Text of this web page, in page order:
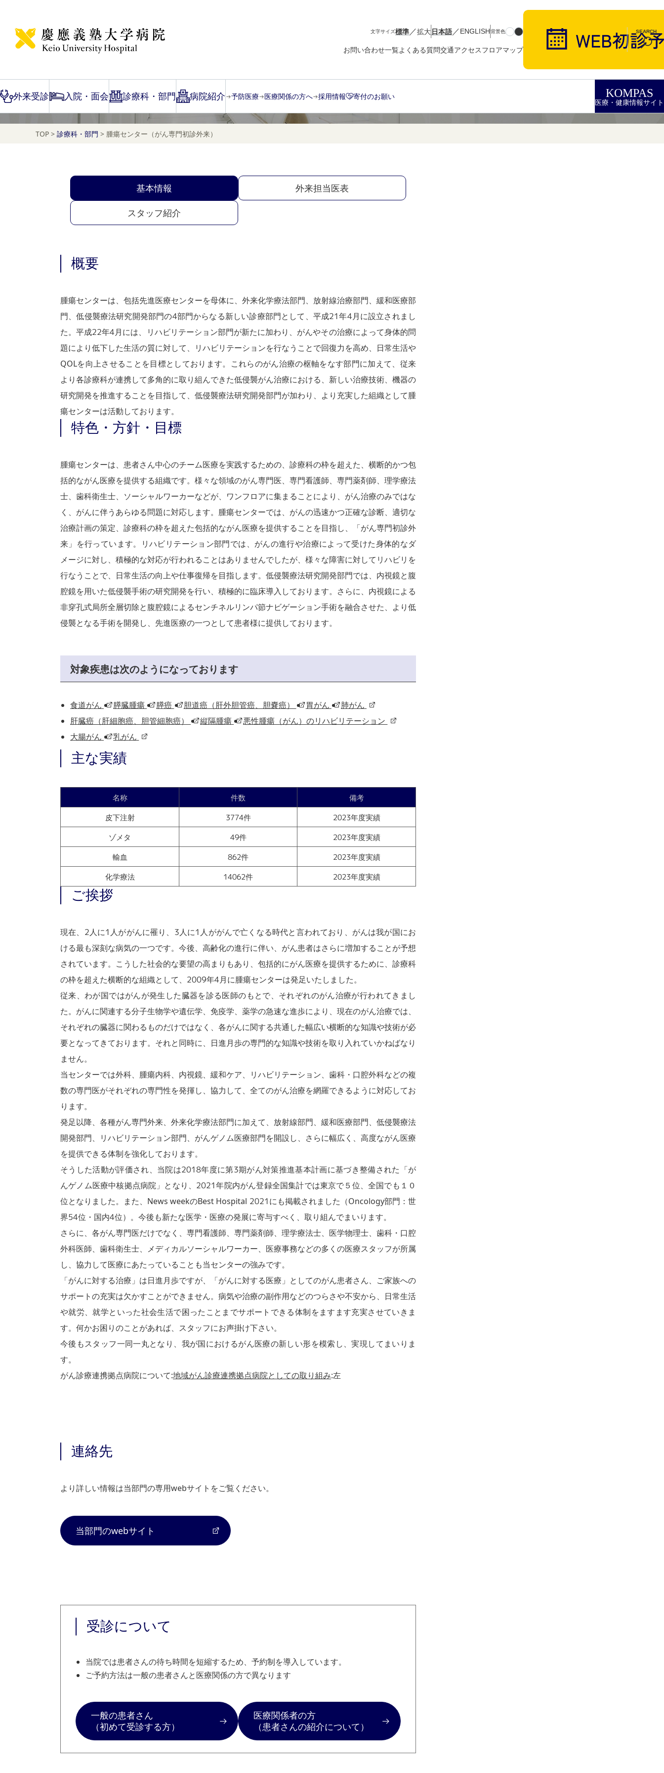
文字サイズ標準／拡大日本語／ENGLISH背景色
お問い合わせ一覧よくある質問交通アクセスフロアマップ
SEARCH
外来受診 入院・面会 診療科・部門 病院紹介 予防医療 医療関係の方へ 採用情報 寄付のお願い KOMPAS
医療・健康情報サイト
TOP > 診療科・部門 > 腫瘍センター（がん専門初診外来）
基本情報 外来担当医表
スタッフ紹介
概要
腫瘍センターは、包括先進医療センターを母体に、外来化学療法部門、放射線治療部門、緩和医療部
門、低侵襲療法研究開発部門の4部門からなる新しい診療部門として、平成21年4月に設立されまし
た。平成22年4月には、リハビリテーション部門が新たに加わり、がんやその治療によって身体的問
題により低下した生活の質に対して、リハビリテーションを行なうことで回復力を高め、日常生活や
QOLを向上させることを目標としております。これらのがん治療の枢軸をなす部門に加えて、従来
より各診療科が連携して多角的に取り組んできた低侵襲がん治療における、新しい治療技術、機器の
研究開発を推進することを目指して、低侵襲療法研究開発部門が加わり、より充実した組織として腫
瘍センターは活動しております。
特色・方針・目標
腫瘍センターは、患者さん中心のチーム医療を実践するための、診療科の枠を超えた、横断的かつ包
括的ながん医療を提供する組織です。様々な領域のがん専門医、専門看護師、専門薬剤師、理学療法
士、歯科衛生士、ソーシャルワーカーなどが、ワンフロアに集まることにより、がん治療のみではな
く、がんに伴うあらゆる問題に対応します。腫瘍センターでは、がんの迅速かつ正確な診断、適切な
治療計画の策定、診療科の枠を超えた包括的ながん医療を提供することを目指し、「がん専門初診外
来」を行っています。リハビリテーション部門では、がんの進行や治療によって受けた身体的なダ
メージに対し、積極的な対応が行われることはありませんでしたが、様々な障害に対してリハビリを
行なうことで、日常生活の向上や仕事復帰を目指します。低侵襲療法研究開発部門では、内視鏡と腹
腔鏡を用いた低侵襲手術の研究開発を行い、積極的に臨床導入しております。さらに、内視鏡による
非穿孔式局所全層切除と腹腔鏡によるセンチネルリンパ節ナビゲーション手術を融合させた、より低
侵襲となる手術を開発し、先進医療の一つとして患者様に提供しております。
対象疾患は次のようになっております
食道がん 膵臓腫瘍 膵癌 胆道癌（肝外胆管癌、胆嚢癌） 胃がん
肺がん
肝臓癌（肝細胞癌、胆管細胞癌）
縦隔腫瘍
悪性腫瘍（がん）のリハビリテーション
大腸がん
乳がん
主な実績
名称 件数
備考
皮下注射
3774件
2023年度実績
ゾメタ
49件
2023年度実績
輸血
862件
2023年度実績
化学療法
14062件 2023年度実績
ご挨拶
現在、2人に1人ががんに罹り、3人に1人ががんで亡くなる時代と言われており、がんは我が国にお
ける最も深刻な病気の一つです。今後、高齢化の進行に伴い、がん患者はさらに増加することが予想
されています。こうした社会的な要望の高まりもあり、包括的にがん医療を提供するために、診療科
の枠を超えた横断的な組織として、2009年4月に腫瘍センターは発足いたしました。
従来、わが国ではがんが発生した臓器を診る医師のもとで、それぞれのがん治療が行われてきまし
た。がんに関連する分子生物学や遺伝学、免疫学、薬学の急速な進歩により、現在のがん治療では、
それぞれの臓器に関わるものだけではなく、各がんに関する共通した幅広い横断的な知識や技術が必
要となってきております。それと同時に、日進月歩の専門的な知識や技術を取り入れていかねばなり
ません。
当センターでは外科、腫瘍内科、内視鏡、緩和ケア、リハビリテーション、歯科・口腔外科などの複
数の専門医がそれぞれの専門性を発揮し、協力して、全てのがん治療を網羅できるように対応してお
ります。
発足以降、各種がん専門外来、外来化学療法部門に加えて、放射線部門、緩和医療部門、低侵襲療法
開発部門、リハビリテーション部門、がんゲノム医療部門を開設し、さらに幅広く、高度ながん医療
を提供できる体制を強化しております。
そうした活動が評価され、当院は2018年度に第3期がん対策推進基本計画に基づき整備された「が
んゲノム医療中核拠点病院」となり、2021年院内がん登録全国集計では東京で５位、全国でも１０
位となりました。また、News weekのBest Hospital 2021にも掲載されました（Oncology部門：世
界54位・国内4位）。今後も新たな医学・医療の発展に寄与すべく、取り組んでまいります。
さらに、各がん専門医だけでなく、専門看護師、専門薬剤師、理学療法士、医学物理士、歯科・口腔
外科医師、歯科衛生士、メディカルソーシャルワーカー、医療事務などの多くの医療スタッフが所属
し、協力して医療にあたっていることも当センターの強みです。
「がんに対する治療」は日進月歩ですが、「がんに対する医療」としてのがん患者さん、ご家族への
サポートの充実は欠かすことができません。病気や治療の副作用などのつらさや不安から、日常生活
や就労、就学といった社会生活で困ったことまでサポートできる体制をますます充実させていきま
す。何かお困りのことがあれば、スタッフにお声掛け下さい。
今後もスタッフ一同一丸となり、我が国におけるがん医療の新しい形を模索し、実現してまいりま
す。
がん診療連携拠点病院について:地域がん診療連携拠点病院としての取り組み:左
連絡先
より詳しい情報は当部門の専用webサイトをご覧ください。
当部門のwebサイト
受診について
当院では患者さんの待ち時間を短縮するため、予約制を導入しています。
ご予約方法は一般の患者さんと医療関係の方で異なります
一般の患者さん
（初めて受診する方）
医療関係者の方
（患者さんの紹介について）